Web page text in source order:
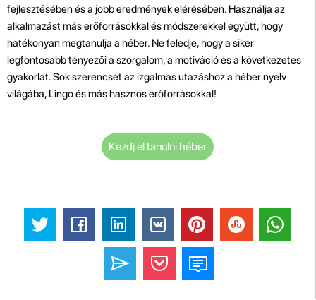
fejlesztésében és a jobb eredmények elérésében. Használja az
alkalmazást más erőforrásokkal és módszerekkel együtt, hogy
hatékonyan megtanulja a héber. Ne feledje, hogy a siker
legfontosabb tényezői a szorgalom, a motiváció és a következetes
gyakorlat. Sok szerencsét az izgalmas utazáshoz a héber nyelv
világába, Lingo és más hasznos erőforrásokkal!
Kezdj el tanulni héber